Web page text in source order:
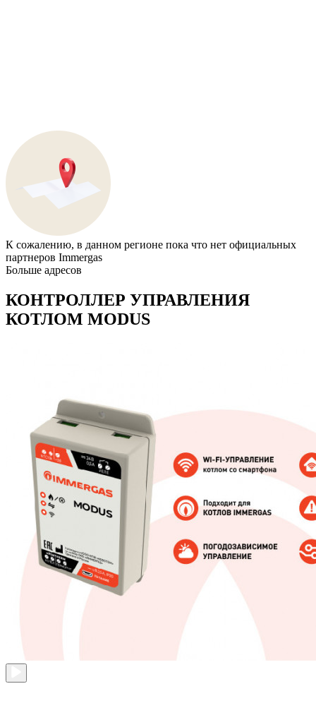
К сожалению, в данном регионе пока что нет официальных
партнеров Immergas
Больше адресов
КОНТРОЛЛЕР УПРАВЛЕНИЯ
КОТЛОМ MODUS